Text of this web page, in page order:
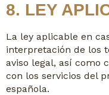
8. LEY
La ley aplicable en
interpretación de los
aviso legal, así como
con los servicios del
española.